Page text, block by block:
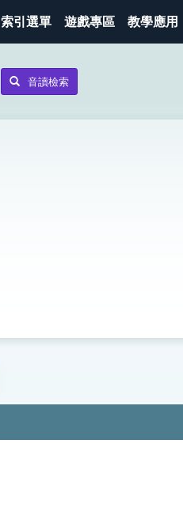
索引選單 遊戲專區 教學應用
音讀檢索